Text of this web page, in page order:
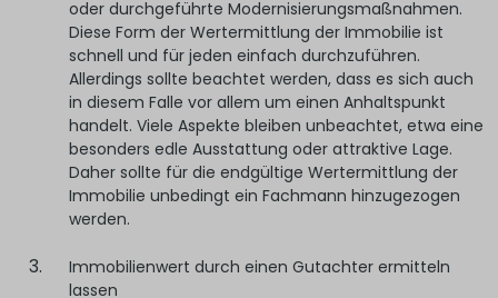
oder durchgeführte Modernisierungsmaßnahmen.
Diese Form der Wertermittlung der Immobilie ist
schnell und für jeden einfach durchzuführen.
Allerdings sollte beachtet werden, dass es sich auch
in diesem Falle vor allem um einen Anhaltspunkt
handelt. Viele Aspekte bleiben unbeachtet, etwa eine
besonders edle Ausstattung oder attraktive Lage.
Daher sollte für die endgültige Wertermittlung der
Immobilie unbedingt ein Fachmann hinzugezogen
werden.
I mmobilienwert durch einen Gutachter ermitteln
lassen